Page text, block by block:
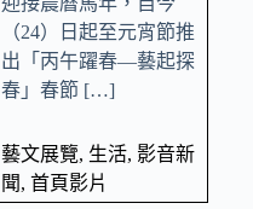
（24）日起至元宵節推
出「丙午躍春—藝起探
春」春節 […]
藝文展覽, 生活, 影音新
聞, 首頁影片